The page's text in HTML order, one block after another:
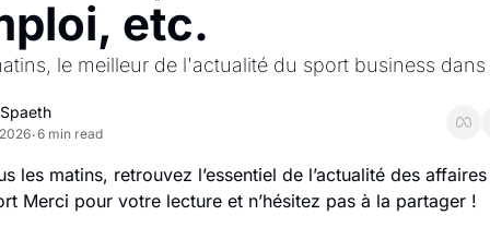
etc.
le meilleur de l'actualité du sport business
•6 min read
les matins, retrouvez l’essentiel de l’actualité des
Merci pour votre lecture et n’hésitez pas à la partager !